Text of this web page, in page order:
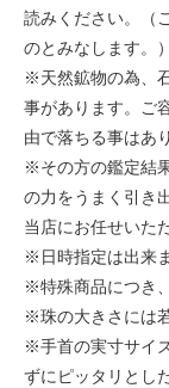
読みください。（
のとみなします。）
※天然鉱物の為、
事があります。ご
由で落ちる事はあ
※その方の鑑定結
の力をうまく引き
当店にお任せいた
※日時指定は出来
※特殊商品につき、
※珠の大きさには
※手首の実寸サイ
ずにピッタリとし